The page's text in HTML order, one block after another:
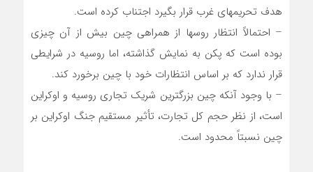
هدف تحریمهای غرب قرار بگیرد اجتناب کرده است.
– احتمالاً انتظار روسها از همراهی چین بیش از آن چیزی
بوده است که پکن به نمایش گذاشته، اما روسیه در شرایطی
قرار ندارد که بر اساس انتظارات خود با چین برخورد کند.
– با وجود آنکه چین بزرگترین شریک تجاری روسیه و اوکراین
است، از نظر حجم کل تجارت، تأثیر مستقیم جنگ اوکراین بر
چین نسبتاً محدود است.